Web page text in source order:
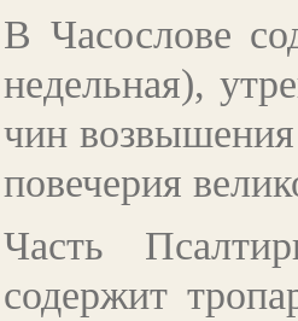
В Часослове
недельная),
чин возвышения
повечерия
Часть
содержит